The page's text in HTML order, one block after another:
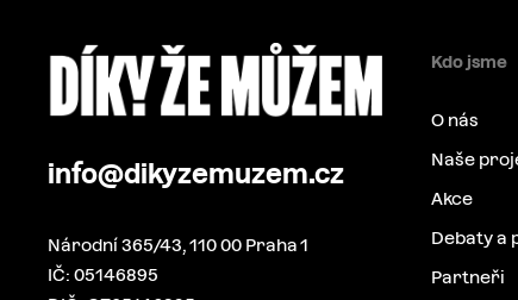
info@dikyzemuzem.cz
Národní 365/43, 110 00 Praha 1
IČ: 05146895
Kdo jsme
O nás
Naše
Akce
Debaty a
Partneři